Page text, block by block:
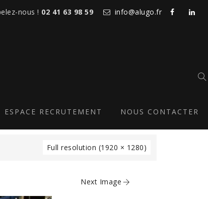
nous ! 02 41 63 98 59 info@alugo.fr
ESPACE RECRUTEMENT NOUS CONTACTER
Full resolution (1920 × 1280)
Next Image